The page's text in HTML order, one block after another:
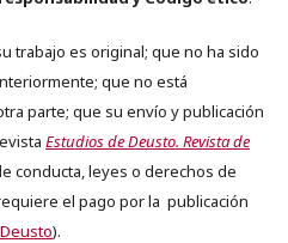
trabajo es original; que no ha sido
que no está
parte; que su envío y publicación
Estudios de Deusto. Revista de
conducta, leyes o derechos de
el pago por la publicación
).